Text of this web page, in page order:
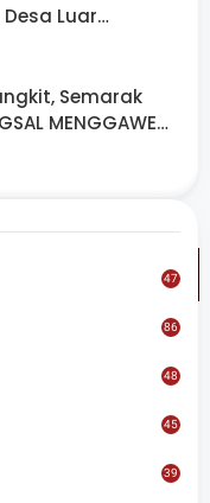
Iqbal–
pertumbuhan
akan
stabilitas
pariwisata dan
Luar
Semarak
MENGGAWE”
Seniman Di
47
86
48
45
39